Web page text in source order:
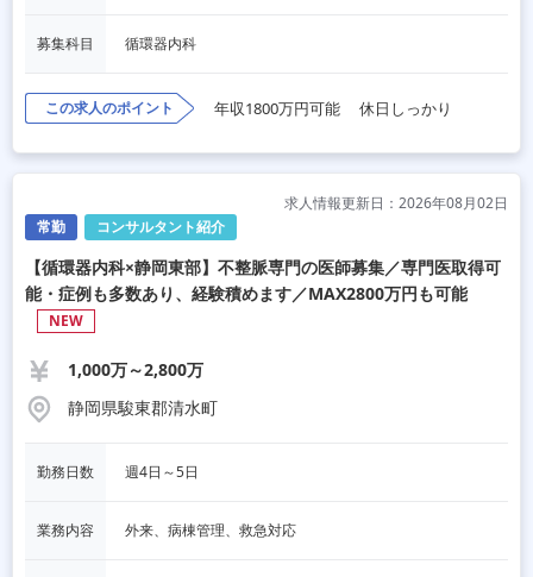
募集科目 循環器内科
この求人のポイント 年収1800万円可能 休日しっかり
常勤 コンサルタント紹介
求人情報更新日：2026年08月02日
【循環器内科×静岡東部】不整脈専門の医師募集／専門医取得可
能・症例も多数あり、経験積めます／MAX2800万円も可能
NEW
1,000万～2,800万
静岡県駿東郡清水町
勤務日数 週4日～5日
業務内容 外来、病棟管理、救急対応